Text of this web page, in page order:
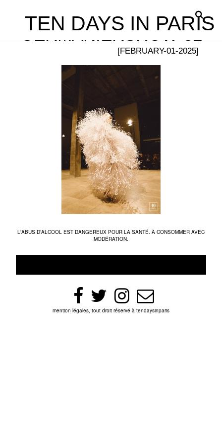
TEN DAYS IN PARIS
GERMANIERSHOW-81
[FEBRUARY-01-2025]
L'ABUS D'ALCOOL EST DANGEREUX POUR LA SANTÉ. À CONSOMMER AVEC
MODÉRATION.
mention légales, tout droit réservé à tendaysinparis